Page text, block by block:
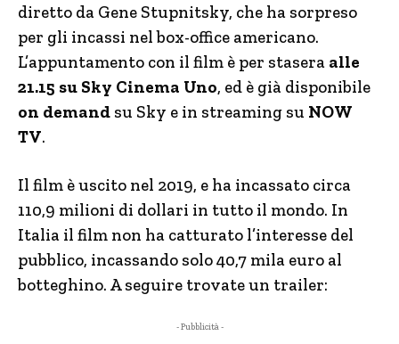
diretto da Gene Stupnitsky, che ha sorpreso
per gli incassi nel box-office americano.
L’appuntamento con il film è per stasera alle
21.15 su Sky Cinema Uno, ed è già disponibile
on demand su Sky e in streaming su NOW
TV.
Il film è uscito nel 2019, e ha incassato circa
110,9 milioni di dollari in tutto il mondo. In
Italia il film non ha catturato l’interesse del
pubblico, incassando solo 40,7 mila euro al
botteghino. A seguire trovate un trailer:
- Pubblicità -